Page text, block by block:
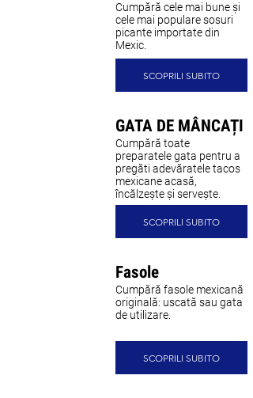
Cumpără cele mai bune și
cele mai populare sosuri
picante importate din
Mexic.
SCOPRILI SUBITO
GATA DE MÂNCAȚI
Cumpără toate
preparatele gata pentru a
pregăti adevăratele tacos
mexicane acasă,
încălzește și servește.
SCOPRILI SUBITO
Fasole
Cumpără fasole mexicană
originală: uscată sau gata
de utilizare.
SCOPRILI SUBITO